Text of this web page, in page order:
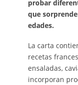
probar
que
edades.
La carta
recetas
ensaladas,
incorporan